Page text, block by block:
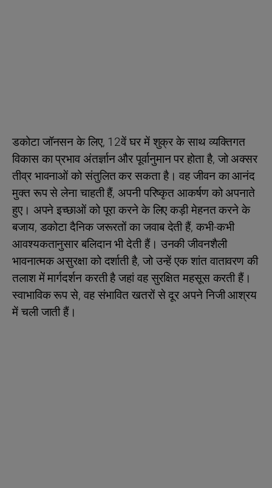
डकोटा जॉनसन के लिए, 12वें घर में शुक्र के साथ व्यक्तिगत
विकास का प्रभाव अंतर्ज्ञान और पूर्वानुमान पर होता है, जो अक्सर
तीव्र भावनाओं को संतुलित कर सकता है। वह जीवन का आनंद
मुक्त रूप से लेना चाहती हैं, अपनी परिष्कृत आकर्षण को अपनाते
हुए। अपने इच्छाओं को पूरा करने के लिए कड़ी मेहनत करने के
बजाय, डकोटा दैनिक जरूरतों का जवाब देती हैं, कभी-कभी
आवश्यकतानुसार बलिदान भी देती हैं। उनकी जीवनशैली
भावनात्मक असुरक्षा को दर्शाती है, जो उन्हें एक शांत वातावरण की
तलाश में मार्गदर्शन करती है जहां वह सुरक्षित महसूस करती हैं।
स्वाभाविक रूप से, वह संभावित खतरों से दूर अपने निजी आश्रय
में चली जाती हैं।